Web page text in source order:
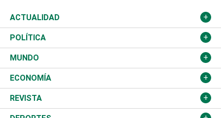
ACTUALIDAD
Nacional
Ciudad
Educación
Salud
Justicia
POLÍTICA
Partidos
JCE
TSE
MUNDO
Estados Unidos
América Latina
ECONOMÍA
Finanzas
REVISTA